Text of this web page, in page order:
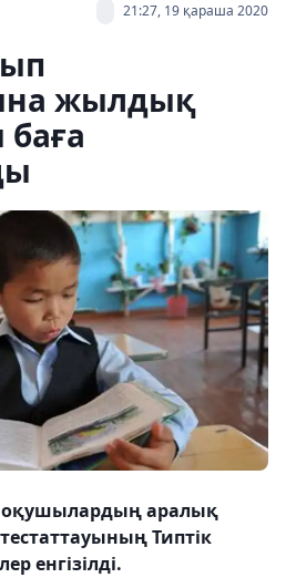
21:27, 19 қараша 2020
жылдық
оқушылардың аралық
Типтік
енгізілді.